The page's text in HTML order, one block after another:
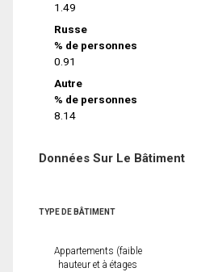
1.49
Russe
% de personnes
0.91
Autre
% de personnes
8.14
Données Sur Le Bâtiment
TYPE DE BÂTIMENT
Appartements (faible
hauteur et à étages